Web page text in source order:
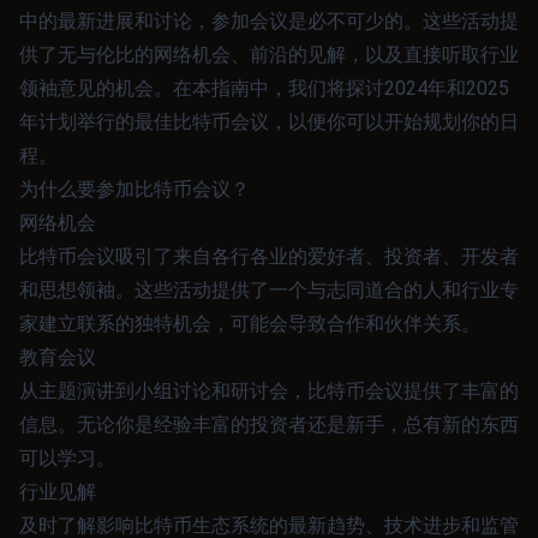
中的最新进展和讨论，参加会议是必不可少的。这些活动提
供了无与伦比的网络机会、前沿的见解，以及直接听取行业
领袖意见的机会。在本指南中，我们将探讨2024年和2025
年计划举行的最佳比特币会议，以便你可以开始规划你的日
程。
为什么要参加比特币会议？
网络机会
比特币会议吸引了来自各行各业的爱好者、投资者、开发者
和思想领袖。这些活动提供了一个与志同道合的人和行业专
家建立联系的独特机会，可能会导致合作和伙伴关系。
教育会议
从主题演讲到小组讨论和研讨会，比特币会议提供了丰富的
信息。无论你是经验丰富的投资者还是新手，总有新的东西
可以学习。
行业见解
及时了解影响比特币生态系统的最新趋势、技术进步和监管